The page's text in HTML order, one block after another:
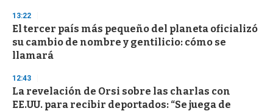
d
s
13:22
El tercer país más pequeño del planeta oficializó
su cambio de nombre y gentilicio: cómo se
llamará
12:43
La revelación de Orsi sobre las charlas con
EE.UU. para recibir deportados: “Se juega de